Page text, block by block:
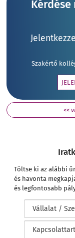
Szakértő
<<
Töltse ki az alábbi
és havonta
és legfontosabb